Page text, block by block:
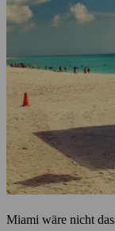
Miami wäre nicht